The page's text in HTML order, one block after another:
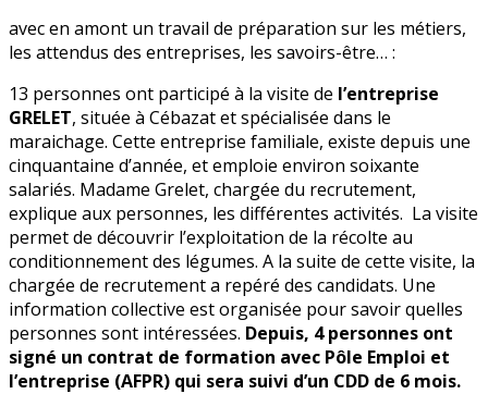
avec en amont un travail de préparation sur les métiers,
les attendus des entreprises, les savoirs-être… :
13 personnes ont participé à la visite de l’entreprise
GRELET, située à Cébazat et spécialisée dans le
maraichage. Cette entreprise familiale, existe depuis une
cinquantaine d’année, et emploie environ soixante
salariés. Madame Grelet, chargée du recrutement,
explique aux personnes, les différentes activités. La visite
permet de découvrir l’exploitation de la récolte au
conditionnement des légumes. A la suite de cette visite, la
chargée de recrutement a repéré des candidats. Une
information collective est organisée pour savoir quelles
personnes sont intéressées. Depuis, 4 personnes ont
signé un contrat de formation avec Pôle Emploi et
l’entreprise (AFPR) qui sera suivi d’un CDD de 6 mois.